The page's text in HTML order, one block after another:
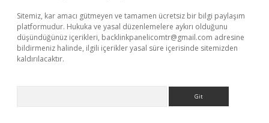
Sitemiz, kar amacı gütmeyen ve tamamen ücretsiz bir bilgi paylaşım
platformudur. Hukuka ve yasal düzenlemelere aykırı olduğunu
düşündüğünüz içerikleri, backlinkpanelicomtr@gmail.com adresine
bildirmeniz halinde, ilgili içerikler yasal süre içerisinde sitemizden
kaldırılacaktır.